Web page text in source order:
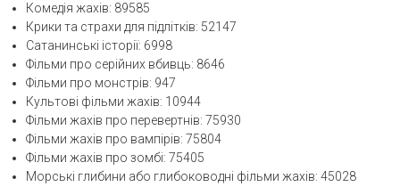
Комедія жахів: 89585
Крики та страхи для підлітків: 52147
Сатанинські історії: 6998
Фільми про серійних вбивць: 8646
Фільми про монстрів: 947
Культові фільми жахів: 10944
Фільми жахів про перевертнів: 75930
Фільми жахів про вампірів: 75804
Фільми жахів про зомбі: 75405
Морські глибини або глибоководні фільми жахів: 45028